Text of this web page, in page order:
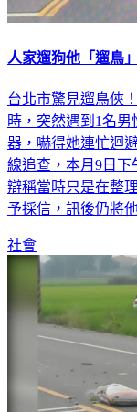
人家遛狗他「遛鳥
台北市驚見遛鳥俠
時，突然遇到1名
器，嚇得她連忙迴
線追查，本月9日下
辯稱當時只是在整
予採信，訊後仍將
社會